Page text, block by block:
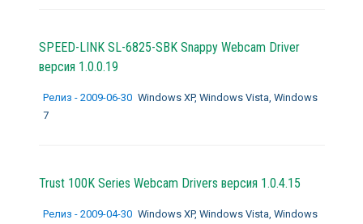
SPEED-LINK SL-6825-SBK Snappy Webcam Driver
версия 1.0.0.19
Релиз - 2009-06-30 Windows XP, Windows Vista, Windows
7
Trust 100K Series Webcam Drivers версия 1.0.4.15
Релиз - 2009-04-30 Windows XP, Windows Vista, Windows